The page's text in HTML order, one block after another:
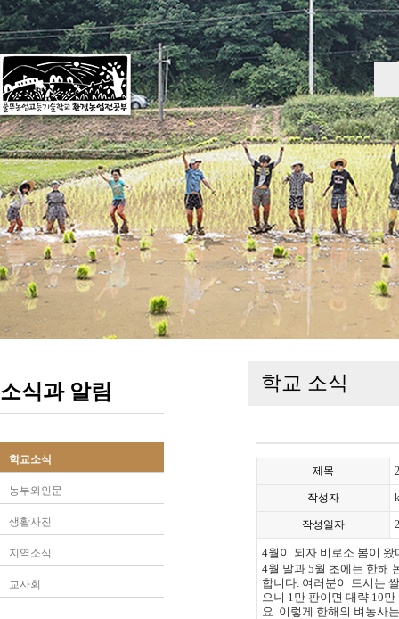
소식과 알림
학교소식
농부와인문
생활사진
지역소식
교사회
학교 소식
제목
작성자
작성일자
4월이 되자 비로소 봄이 왔
4월 말과 5월 초에는 한해
합니다. 여러분이 드시는
으니 1만 판이면 대략 10만
요. 이렇게 한해의 벼농사